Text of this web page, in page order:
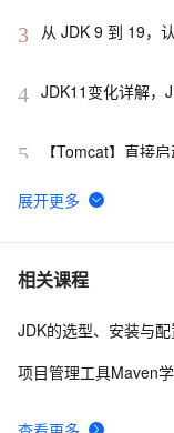
3 从 JDK 9 到 19，
4 JDK11变化详解，
5
【Tomcat】直接
6
Oracle 要慌了！华
7 集合详解（四）----
8 ubuntu12.04 安装
相关课程
JDK的选型、安装与配
项目管理工具Maven